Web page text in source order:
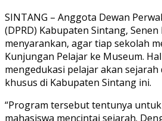
SINTANG – Anggota Dewan
(DPRD) Kabupaten Sintang,
menyarankan, agar tiap sekolah
Kunjungan Pelajar ke Museum.
mengedukasi pelajar akan
khusus di Kabupaten Sintang ini.
“Program tersebut tentunya
mahasiswa mencintai sejarah.